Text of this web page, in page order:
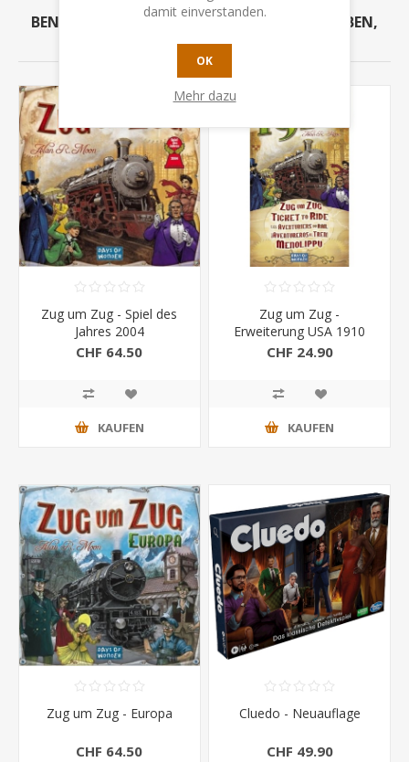
BENUTZER, DIE DIESEN ARTIKEL GEKAUFT HABEN,
HABEN AUCH GEKAUFT
Zug um Zug - Spiel des
Jahres 2004
CHF 64.50
KAUFEN
Zug um Zug -
Erweiterung USA 1910
CHF 24.90
KAUFEN
Zug um Zug - Europa
CHF 64.50
Cluedo - Neuauflage
CHF 49.90
damit einverstanden.
OK
Mehr dazu